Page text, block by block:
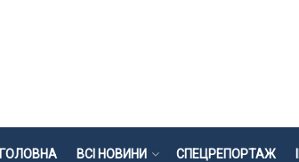
ГОЛОВНА ВСІ НОВИНИ СПЕЦРЕПОРТАЖ